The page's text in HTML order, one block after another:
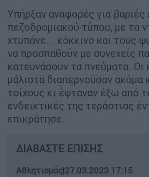
Υπήρξαν αναφορές για βαριές
πεζοδρομιακού τύπου, με τα
χτυπάνε... κόκκινο και τους
να προσπαθούν με συνεχείς
κατευνάσουν τα πνεύματα. Οι
μάλιστα διαπερνούσαν ακόμα
τοίχους κι έφταναν έξω από
ενδεικτικές της τεράστιας
επικράτησε.
ΔΙΑΒΑΣΤΕ ΕΠΙΣΗΣ
Αθλητισμός|27.03.2023 17:15